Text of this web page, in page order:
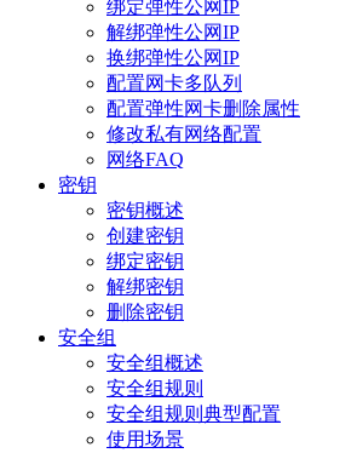
绑定弹性公网IP
解绑弹性公网IP
换绑弹性公网IP
配置网卡多队列
配置弹性网卡删除属性
修改私有网络配置
网络FAQ
密钥
密钥概述
创建密钥
绑定密钥
解绑密钥
删除密钥
安全组
安全组概述
安全组规则
安全组规则典型配置
使用场景